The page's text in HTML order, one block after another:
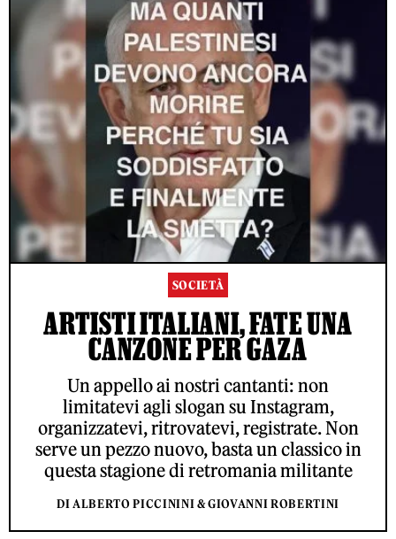
SOCIETÀ
ARTISTI ITALIANI, FATE UNA
CANZONE PER GAZA
Un appello ai nostri cantanti: non
limitatevi agli slogan su Instagram,
organizzatevi, ritrovatevi, registrate. Non
serve un pezzo nuovo, basta un classico in
questa stagione di retromania militante
DI ALBERTO PICCININI & GIOVANNI ROBERTINI